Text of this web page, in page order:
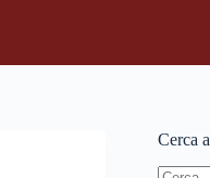
Cerca